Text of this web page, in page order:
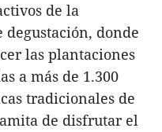
de la
degustación, donde
las plantaciones
a más de 1.300
tradicionales de
de disfrutar el